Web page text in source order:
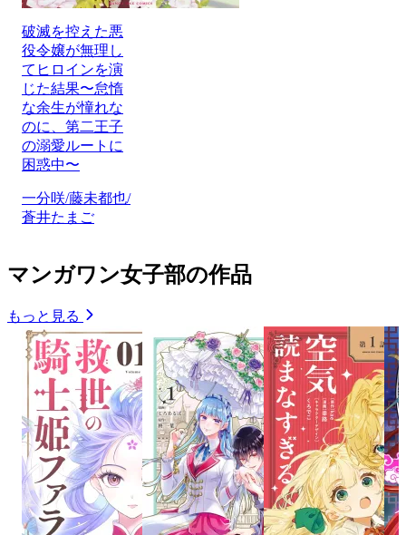
破滅を控えた悪
役令嬢が無理し
てヒロインを演
じた結果〜怠惰
な余生が憧れな
のに、第二王子
の溺愛ルートに
困惑中〜
一分咲/藤未都也/
蒼井たまご
マンガワン女子部の作品
もっと見る